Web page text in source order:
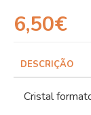
6,50€
DESCRIÇÃO
Cristal